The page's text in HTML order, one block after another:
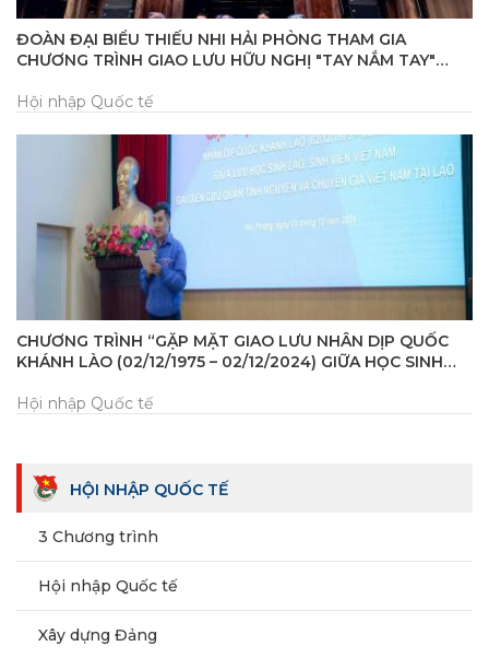
ĐOÀN ĐẠI BIỂU THIẾU NHI HẢI PHÒNG THAM GIA
CHƯƠNG TRÌNH GIAO LƯU HỮU NGHỊ "TAY NẮM TAY"
TRUNG QUỐC
Hội nhập Quốc tế
CHƯƠNG TRÌNH “GẶP MẶT GIAO LƯU NHÂN DỊP QUỐC
KHÁNH LÀO (02/12/1975 – 02/12/2024) GIỮA HỌC SINH
NGUYỆN VÀ CHUYÊN GIA VIỆT NAM TẠI LÀO”
Hội nhập Quốc tế
HỘI NHẬP QUỐC TẾ
3 Chương trình
Hội nhập Quốc tế
Xây dựng Đảng